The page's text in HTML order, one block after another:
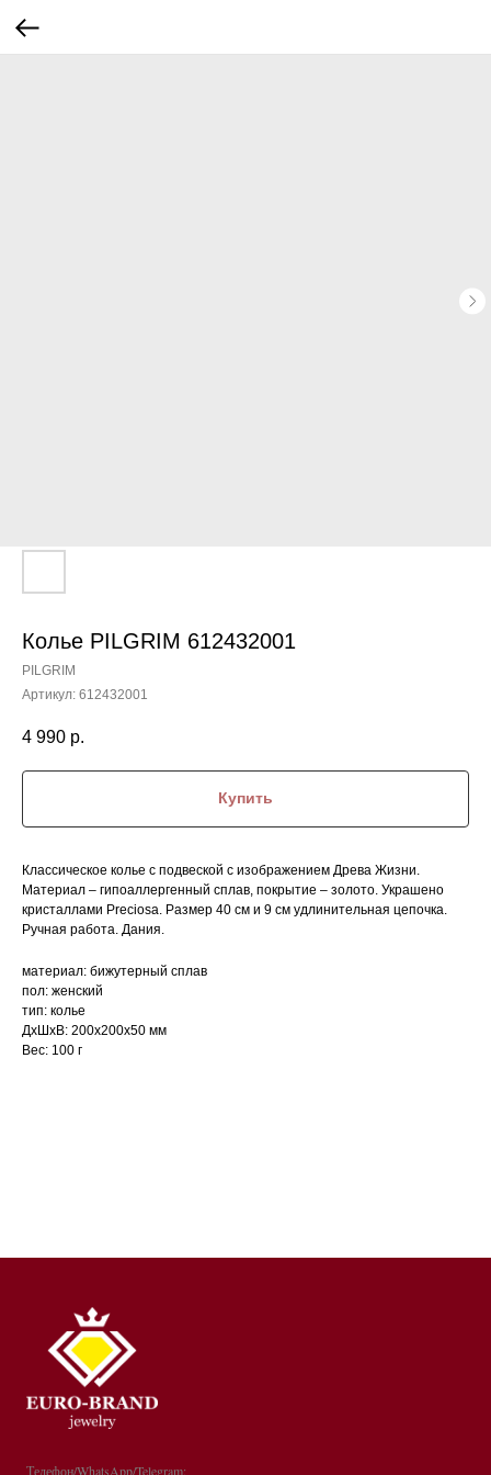
Колье PILGRIM 612432001
PILGRIM
Артикул: 612432001
4 990 р.
Купить
Классическое колье с подвеской с изображением Древа Жизни.
Материал – гипоаллергенный сплав, покрытие – золото. Украшено
кристаллами Preciosa. Размер 40 см и 9 см удлинительная цепочка.
Ручная работа. Дания.
материал: бижутерный сплав
пол: женский
тип: колье
ДxШxВ: 200x200x50 мм
Вес: 100 г
Телефон/WhatsApp/Telegram: